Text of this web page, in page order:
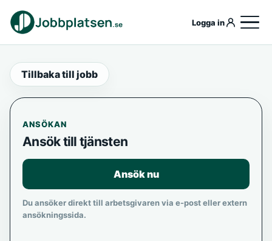
Logga in
Tillbaka till jobb
ANSÖKAN
Ansök till tjänsten
Ansök nu
Du ansöker direkt till arbetsgivaren via e-post eller extern
ansökningssida.